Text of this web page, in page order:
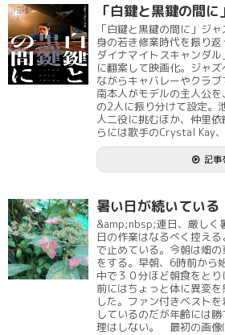
「白鍵と黒鍵の間に
「白鍵と黒鍵の間に」ジ
身の若き修業時代を振り
ダイナマイトスキャンダ
に翻案して映画化。ジャ
ながらキャバレーやクラブ
南本人がモデルの主人公
の2人に振り分けて設定。
人二役に挑むほか、仲里
らには歌手のCrystal Kay
記事
暑い日が続いている
&amp;nbsp;連日、厳しく
日の作業はなるべく控え
で止めている。今朝は畑
をする。早朝、6時前から
中で３０分ほど朝食をと
前にはちょっと体に異変
した。ファン付きベスト
しているのだが年齢には
理はしない。 最初の画像